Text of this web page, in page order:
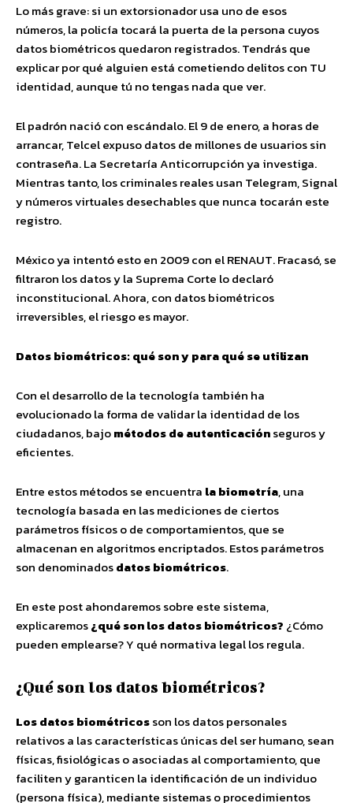
Lo más grave: si un extorsionador usa uno de esos
números, la policía tocará la puerta de la persona cuyos
datos biométricos quedaron registrados. Tendrás que
explicar por qué alguien está cometiendo delitos con TU
identidad, aunque tú no tengas nada que ver.
El padrón nació con escándalo. El 9 de enero, a horas de
arrancar, Telcel expuso datos de millones de usuarios sin
contraseña. La Secretaría Anticorrupción ya investiga.
Mientras tanto, los criminales reales usan Telegram, Signal
y números virtuales desechables que nunca tocarán este
registro.
México ya intentó esto en 2009 con el RENAUT. Fracasó, se
filtraron los datos y la Suprema Corte lo declaró
inconstitucional. Ahora, con datos biométricos
irreversibles, el riesgo es mayor.
Datos biométricos: qué son y para qué se utilizan
Con el desarrollo de la tecnología también ha
evolucionado la forma de validar la identidad de los
ciudadanos, bajométodos de autenticaciónseguros y
eficientes.
Entre estos métodos se encuentra la biometría, una
tecnología basada en las mediciones de ciertos
parámetros físicos o de comportamientos, que se
almacenan en algoritmos encriptados. Estos parámetros
son denominadosdatos biométricos.
En este post ahondaremos sobre este sistema,
explicaremos¿qué son los datos biométricos? ¿Cómo
pueden emplearse? Y qué normativa legal los regula.
¿Qué son los datos biométricos?
Los datos biométricosson los datos personales
relativos a las características únicas del ser humano, sean
físicas, fisiológicas o asociadas al comportamiento, que
faciliten y garanticen la identificación de un individuo
(persona física), mediante sistemas o procedimientos